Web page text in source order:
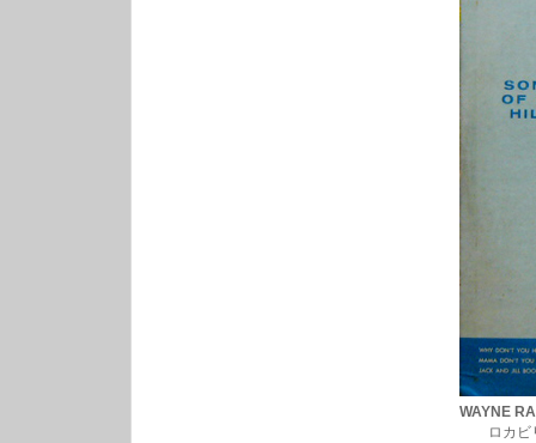
WAYNE
ロカビリー